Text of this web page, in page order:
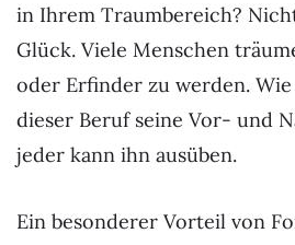
in Ihrem Traumbereich?
Glück. Viele Menschen
oder Erfinder zu werden.
dieser Beruf seine Vor- und
jeder kann ihn ausüben.
Ein besonderer Vorteil von